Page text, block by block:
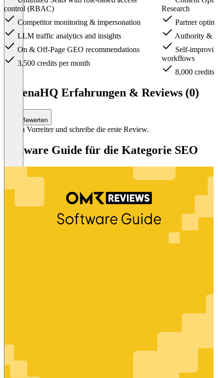
control (RBAC)
Competitor monitoring & impersonation
LLM traffic analytics and insights
On & Off-Page GEO recommendations
3,500 credits per month
Research
Partner
Authority &
Self-
workflows
8,000 credits
AthenaHQ Erfahrungen & Reviews (0)
Bewerten
Sei ein Vorreiter und schreibe die erste Review.
Software Guide für die Kategorie SEO